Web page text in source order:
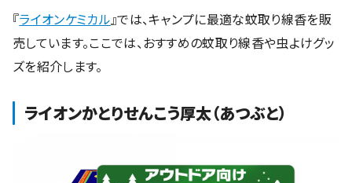
『ライオンケミカル』では、キャンプに最適な蚊取り線香を販
売しています。ここでは、おすすめの蚊取り線香や虫よけグッ
ズを紹介します。
ライオンかとりせんこう厚太（あつぶと）